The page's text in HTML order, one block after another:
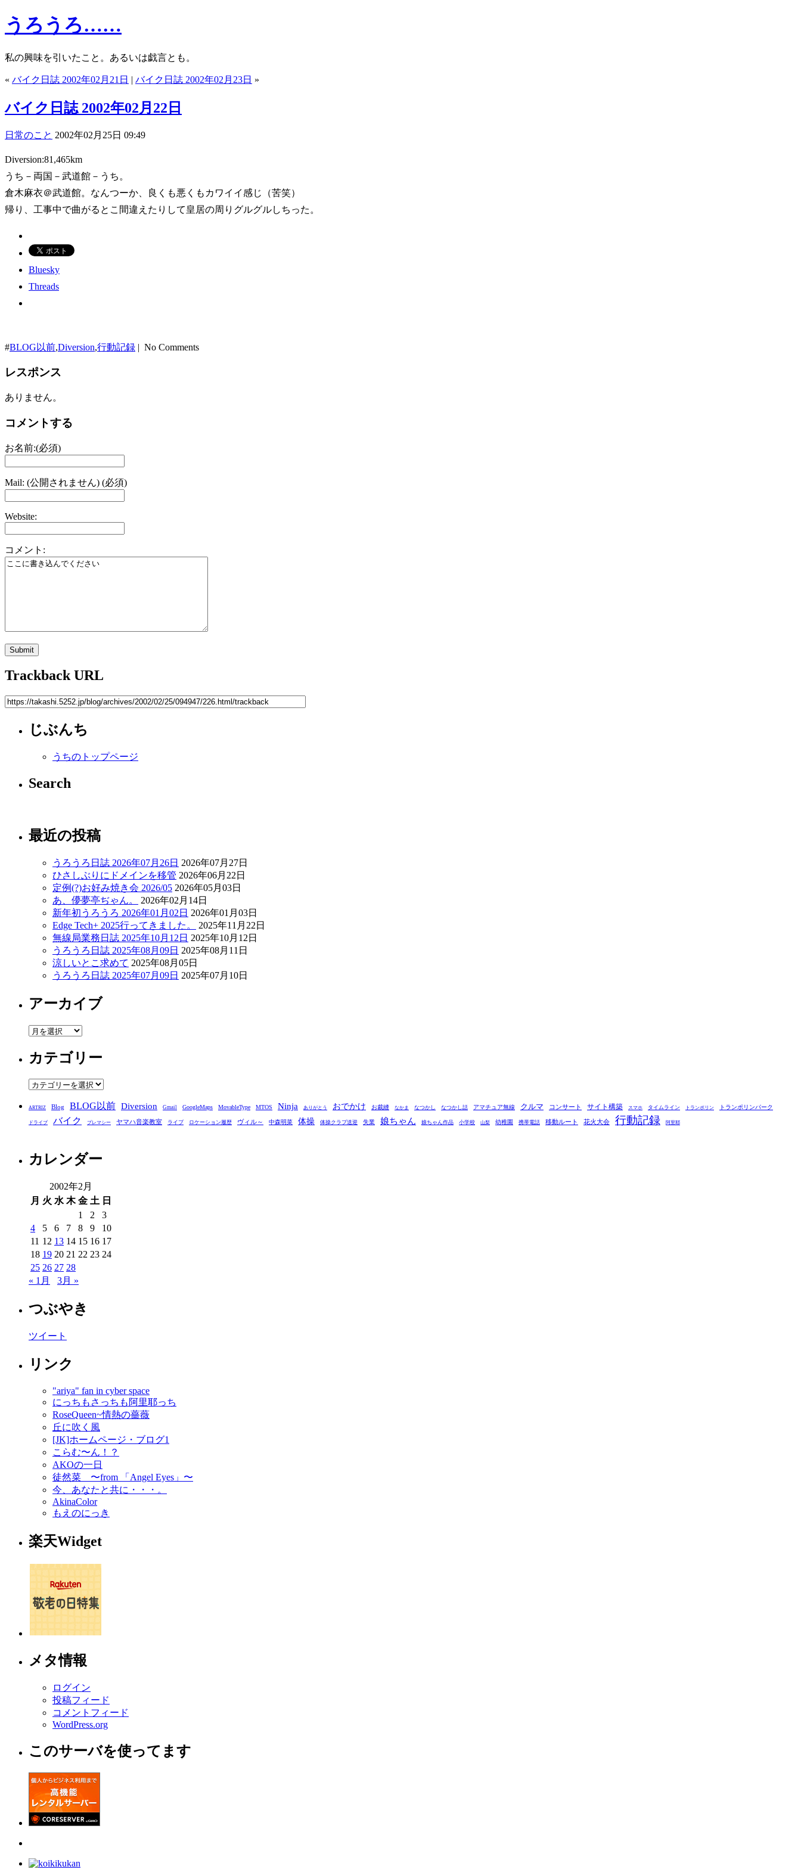
うろうろ……
私の興味を引いたこと。あるいは戯言とも。
« バイク日誌 2002年02月21日 | バイク日誌 2002年02月23日 »
バイク日誌 2002年02月22日
日常のこと 2002年02月25日 09:49
Diversion:81,465km
うち－両国－武道館－うち。
倉木麻衣＠武道館。なんつーか、良くも悪くもカワイイ感じ（苦笑）
帰り、工事中で曲がるとこ間違えたりして皇居の周りグルグルしちった。
Bluesky
Threads
#BLOG以前,Diversion,行動記録 | No Comments
レスポンス
ありません。
コメントする
お名前:(必須)
Mail: (公開されません) (必須)
Website:
コメント:
Trackback URL
じぶんち
うちのトップページ
Search
最近の投稿
うろうろ日誌 2026年07月26日 2026年07月27日
ひさしぶりにドメインを移管 2026年06月22日
定例(?)お好み焼き会 2026/05 2026年05月03日
あ、儚夢亭ぢゃん。
2026年02月14日
新年初うろうろ 2026年01月02日 2026年01月03日
Edge Tech+ 2025行ってきました。
2025年11月22日
無線局業務日誌 2025年10月12日 2025年10月12日
うろうろ日誌 2025年08月09日 2025年08月11日
涼しいとこ求めて 2025年08月05日
うろうろ日誌 2025年07月09日 2025年07月10日
アーカイブ
ア
カ
イ
ブ
カテゴリー
カ
ゴ
リ
ARTRIZ Blog BLOG以前 Diversion Gmail GoogleMaps MovableType MTOS Ninja ありがとう おでかけ お裁縫 なかま なつかし なつかし話 アマチュア無線 クルマ コンサート サイト構築 スマホ タイムライン トランポリン トランポリンパーク
ドライブ バイク プレマシー ヤマハ音楽教室 ライブ ロケーション履歴 ヴィル～ 中森明菜 体操 体操クラブ送迎 失業 娘ちゃん 娘ちゃん作品 小学校 山梨 幼稚園 携帯電話 移動ルート 花火大会 行動記録 阿里耶
カレンダー
2002年2月
月 火 水 木 金 土 日
1
2
3
4
5 6 7 8 9
10
11 12 13 14 15 16 17
18 19 20 21 22 23 24
25 26 27 28
« 1月
3月 »
つぶやき
ツイート
リンク
"ariya" fan in cyber space
にっちもさっちも阿里耶っち
RoseQueen~情熱の薔薇
丘に吹く風
[JK]ホームページ・ブログ1
こらむ〜ん！？
AKOの一日
徒然菜 〜from 「Angel Eyes」〜
今、あなたと共に・・・。
AkinaColor
もえのにっき
楽天Widget
メタ情報
ログイン
投稿フィード
コメントフィード
WordPress.org
このサーバを使ってます